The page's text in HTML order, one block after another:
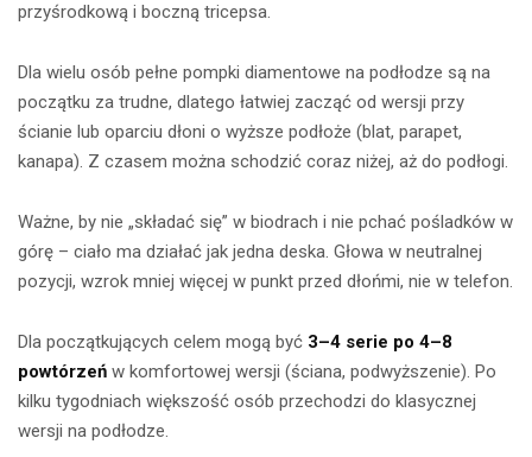
przyśrodkową i boczną tricepsa.
Dla wielu osób pełne pompki diamentowe na podłodze są na
początku za trudne, dlatego łatwiej zacząć od wersji przy
ścianie lub oparciu dłoni o wyższe podłoże (blat, parapet,
kanapa). Z czasem można schodzić coraz niżej, aż do podłogi.
Ważne, by nie „składać się” w biodrach i nie pchać pośladków w
górę – ciało ma działać jak jedna deska. Głowa w neutralnej
pozycji, wzrok mniej więcej w punkt przed dłońmi, nie w telefon.
Dla początkujących celem mogą być 3–4 serie po 4–8
powtórzeń w komfortowej wersji (ściana, podwyższenie). Po
kilku tygodniach większość osób przechodzi do klasycznej
wersji na podłodze.